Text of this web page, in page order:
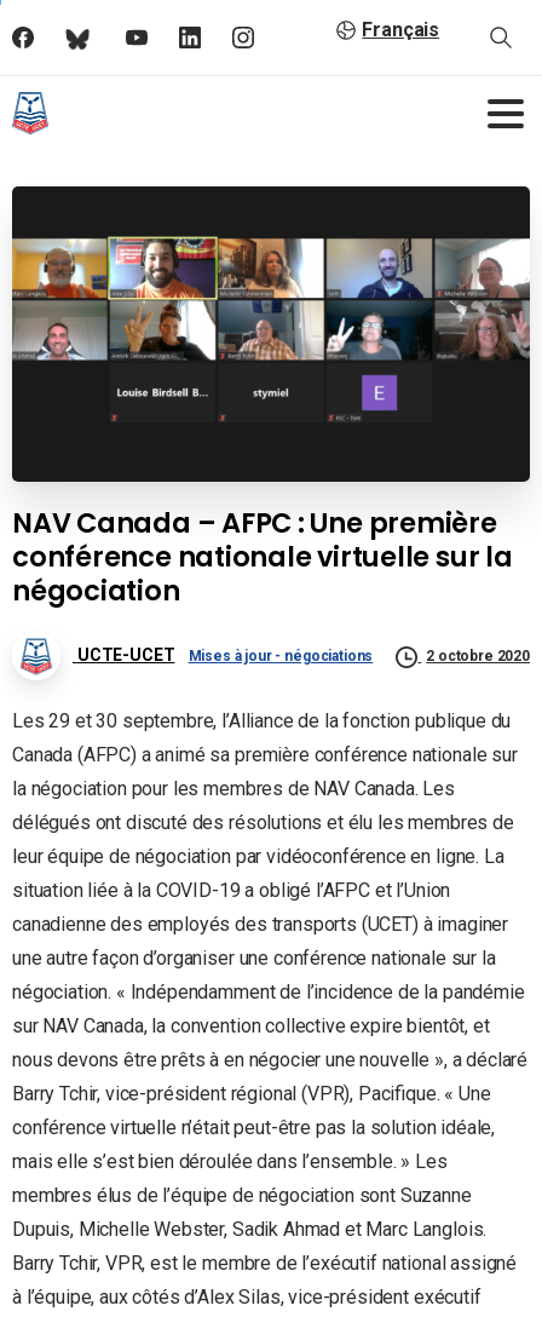
Français
NAV Canada – AFPC : Une première
conférence nationale virtuelle sur la
négociation
UCTE-UCET Mises à jour - négociations 2 octobre 2020
Les 29 et 30 septembre, l’Alliance de la fonction publique du
Canada (AFPC) a animé sa première conférence nationale sur
la négociation pour les membres de NAV Canada. Les
délégués ont discuté des résolutions et élu les membres de
leur équipe de négociation par vidéoconférence en ligne. La
situation liée à la COVID-19 a obligé l’AFPC et l’Union
canadienne des employés des transports (UCET) à imaginer
une autre façon d’organiser une conférence nationale sur la
négociation. « Indépendamment de l’incidence de la pandémie
sur NAV Canada, la convention collective expire bientôt, et
nous devons être prêts à en négocier une nouvelle », a déclaré
Barry Tchir, vice-président régional (VPR), Pacifique. « Une
conférence virtuelle n’était peut-être pas la solution idéale,
mais elle s’est bien déroulée dans l’ensemble. » Les
membres élus de l’équipe de négociation sont Suzanne
Dupuis, Michelle Webster, Sadik Ahmad et Marc Langlois.
Barry Tchir, VPR, est le membre de l’exécutif national assigné
à l’équipe, aux côtés d’Alex Silas, vice-président exécutif